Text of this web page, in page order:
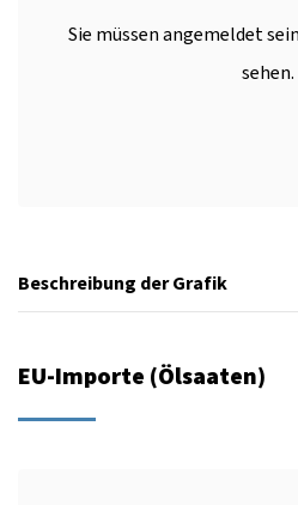
Sie müssen angemeldet
sehen.
Beschreibung der Grafik
EU-Importe (Ölsaaten)